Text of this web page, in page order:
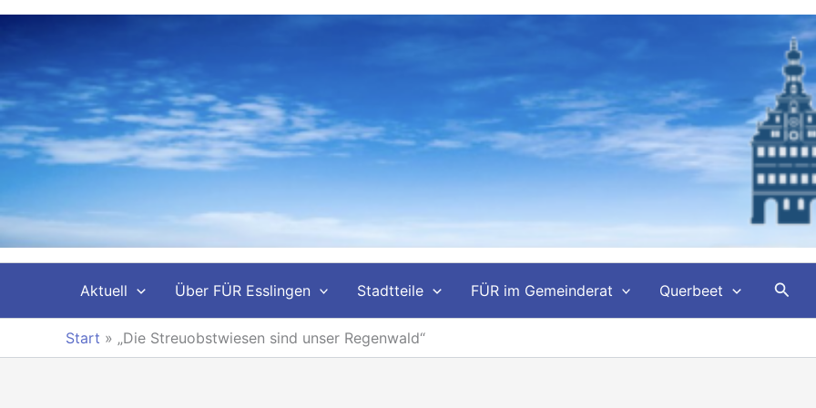
Zum
Aktuell Über FÜR Esslingen Stadtteile FÜR im Gemeinderat Querbeet
Start » „Die Streuobstwiesen sind unser Regenwald“